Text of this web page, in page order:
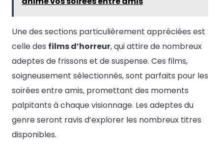
Une des sections particulièrement appréciées est
celle des films d’horreur, qui attire de nombreux
adeptes de frissons et de suspense. Ces films,
soigneusement sélectionnés, sont parfaits pour les
soirées entre amis, promettant des moments
palpitants à chaque visionnage. Les adeptes du
genre seront ravis d’explorer les nombreux titres
disponibles.